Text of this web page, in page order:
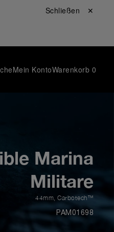
Schließen ✕
Mein KontoWarenkorb 0
Marina
Militare
44mm, Carbotech™
PAM01698